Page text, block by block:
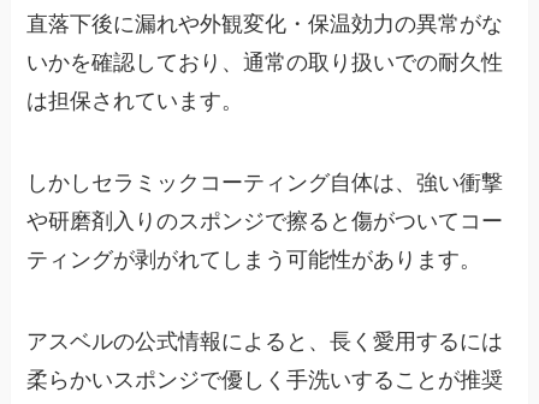
直落下後に漏れや外観変化・保温効力の異常がな
いかを確認しており、通常の取り扱いでの耐久性
は担保されています。
しかしセラミックコーティング自体は、強い衝撃
や研磨剤入りのスポンジで擦ると傷がついてコー
ティングが剥がれてしまう可能性があります。
アスベルの公式情報によると、長く愛用するには
柔らかいスポンジで優しく手洗いすることが推奨